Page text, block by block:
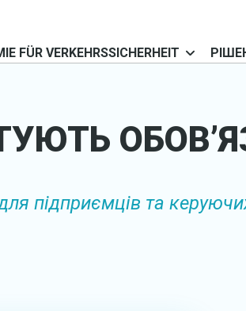
FÜR VERKEHRSSICHERHEIT
підприємців та